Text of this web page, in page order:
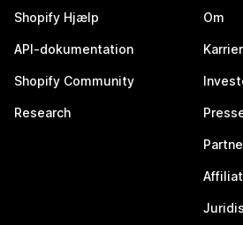
Shopify Hjælp
API-dokumentation
Shopify Community
Research
Om